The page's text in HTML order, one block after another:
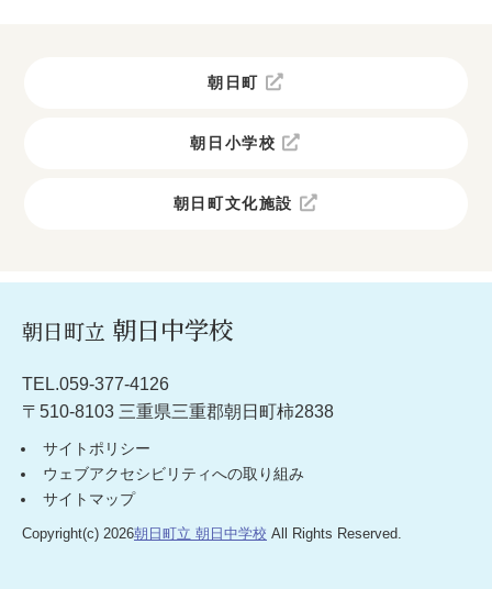
朝日町
朝日小学校
朝日町文化施設
朝日町立 朝日中学校
TEL.059-377-4126
〒510-8103 三重県三重郡朝日町柿2838
サイトポリシー
ウェブアクセシビリティへの取り組み
サイトマップ
Copyright(c) 2026朝日町立 朝日中学校 All Rights Reserved.